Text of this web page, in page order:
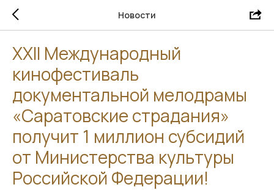
Новости
XXII Международный
кинофестиваль
документальной мелодрамы
«Саратовские страдания»
получит 1 миллион субсидий
от Министерства культуры
Российской Федерации!